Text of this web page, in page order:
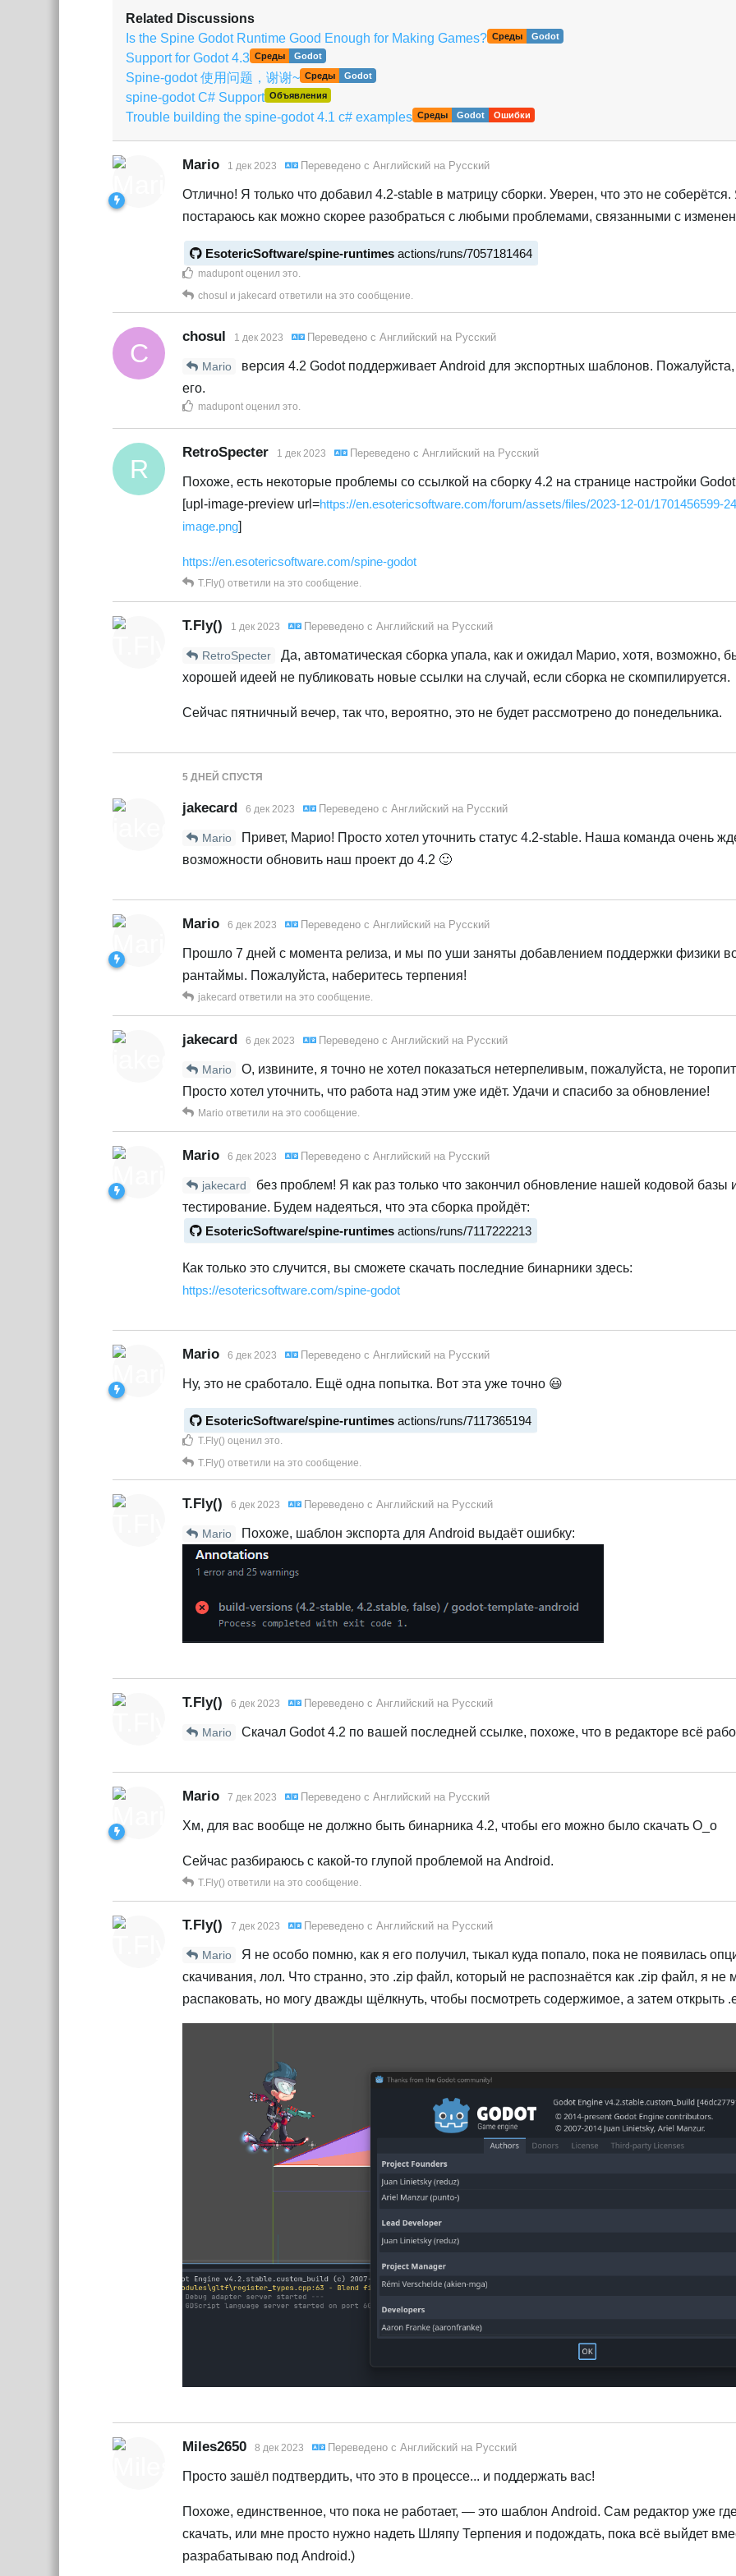
Related Discussions
Is the Spine Godot Runtime Good Enough for Making Games? Среды Godot
Support for Godot 4.3 Среды Godot
Spine-godot 使用问题，谢谢~ Среды Godot
spine-godot C# Support Объявления
Trouble building the spine-godot 4.1 c# examples Среды Godot Ошибки
Mario 1 дек 2023 Переведено с Английский на Русский
Отлично! Я только что добавил 4.2-stable в матрицу сборки. Уверен, что это не соберётся.
постараюсь как можно скорее разобраться с любыми проблемами, связанными с
EsotericSoftware/spine-runtimes actions/runs/7057181464
madupont оценил это.
chosul и jakecard ответили на это сообщение.
C
chosul 1 дек 2023 Переведено с Английский на Русский
Mario
версия 4.2 Godot поддерживает Android для экспортных шаблонов. Пожалуйста,
его.
madupont оценил это.
R
RetroSpecter 1 дек 2023 Переведено с Английский на Русский
Похоже, есть некоторые проблемы со ссылкой на сборку 4.2 на странице настройки
[upl-image-preview url=https://en.esotericsoftware.com/forum/assets/files/2023-12-01/1701456599-
image.png]
https://en.esotericsoftware.com/spine-godot
T.Fly() ответили на это сообщение.
T.Fly() 1 дек 2023 Переведено с Английский на Русский
RetroSpecter
Да, автоматическая сборка упала, как и ожидал Марио, хотя, возможно,
хорошей идеей не публиковать новые ссылки на случай, если сборка не скомпилируется.
Сейчас пятничный вечер, так что, вероятно, это не будет рассмотрено до понедельника.
5 ДНЕЙ СПУСТЯ
jakecard 6 дек 2023 Переведено с Английский на Русский
Mario
Привет, Марио! Просто хотел уточнить статус 4.2-stable. Наша команда очень
возможности обновить наш проект до 4.2 🙂
Mario 6 дек 2023 Переведено с Английский на Русский
Прошло 7 дней с момента релиза, и мы по уши заняты добавлением поддержки физики
рантаймы. Пожалуйста, наберитесь терпения!
jakecard ответили на это сообщение.
jakecard 6 дек 2023 Переведено с Английский на Русский
Mario
О, извините, я точно не хотел показаться нетерпеливым, пожалуйста, не
Просто хотел уточнить, что работа над этим уже идёт. Удачи и спасибо за обновление!
Mario ответили на это сообщение.
Mario 6 дек 2023 Переведено с Английский на Русский
jakecard
без проблем! Я как раз только что закончил обновление нашей кодовой базы
тестирование. Будем надеяться, что эта сборка пройдёт:
EsotericSoftware/spine-runtimes actions/runs/7117222213
Как только это случится, вы сможете скачать последние бинарники здесь:
https://esotericsoftware.com/spine-godot
Mario 6 дек 2023 Переведено с Английский на Русский
Ну, это не сработало. Ещё одна попытка. Вот эта уже точно 😃
EsotericSoftware/spine-runtimes actions/runs/7117365194
T.Fly() оценил это.
T.Fly() ответили на это сообщение.
T.Fly() 6 дек 2023 Переведено с Английский на Русский
Mario Похоже, шаблон экспорта для Android выдаёт ошибку:
T.Fly() 6 дек 2023 Переведено с Английский на Русский
Mario
Скачал Godot 4.2 по вашей последней ссылке, похоже, что в редакторе всё
Mario 7 дек 2023 Переведено с Английский на Русский
Хм, для вас вообще не должно быть бинарника 4.2, чтобы его можно было скачать O_o
Сейчас разбираюсь с какой-то глупой проблемой на Android.
T.Fly() ответили на это сообщение.
T.Fly() 7 дек 2023 Переведено с Английский на Русский
Mario
Я не особо помню, как я его получил, тыкал куда попало, пока не появилась
скачивания, лол. Что странно, это .zip файл, который не распознаётся как .zip файл, я не
распаковать, но могу дважды щёлкнуть, чтобы посмотреть содержимое, а затем открыть
Miles2650 8 дек 2023 Переведено с Английский на Русский
Просто зашёл подтвердить, что это в процессе... и поддержать вас!
Похоже, единственное, что пока не работает, — это шаблон Android. Сам редактор уже
скачать, или мне просто нужно надеть Шляпу Терпения и подождать, пока всё выйдет
разрабатываю под Android.)